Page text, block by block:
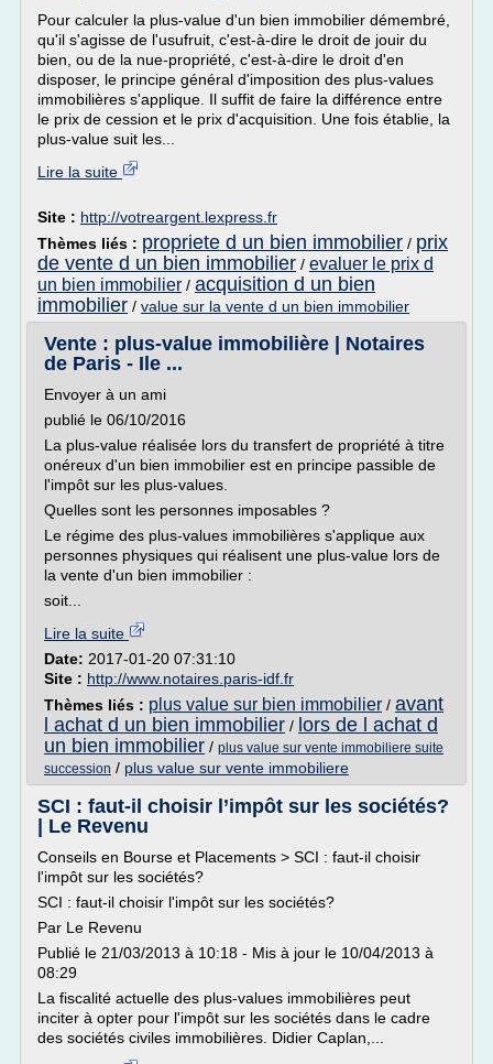
Pour calculer la plus-value d'un bien immobilier démembré,
qu'il s'agisse de l'usufruit, c'est-à-dire le droit de jouir du
bien, ou de la nue-propriété, c'est-à-dire le droit d'en
disposer, le principe général d'imposition des plus-values
immobilières s'applique. Il suffit de faire la différence entre
le prix de cession et le prix d'acquisition. Une fois établie, la
plus-value suit les...
Lire la suite
Site : http://votreargent.lexpress.fr
Thèmes liés : propriete d un bien immobilier / prix
de vente d un bien immobilier / evaluer le prix d
un bien immobilier / acquisition d un bien
immobilier / value sur la vente d un bien immobilier
Vente : plus-value immobilière | Notaires
de Paris - Ile ...
Envoyer à un ami
publié le 06/10/2016
La plus-value réalisée lors du transfert de propriété à titre
onéreux d'un bien immobilier est en principe passible de
l'impôt sur les plus-values.
Quelles sont les personnes imposables ?
Le régime des plus-values immobilières s'applique aux
personnes physiques qui réalisent une plus-value lors de
la vente d'un bien immobilier :
soit...
Lire la suite
Date: 2017-01-20 07:31:10
Site : http://www.notaires.paris-idf.fr
Thèmes liés : plus value sur bien immobilier / avant
l achat d un bien immobilier / lors de l achat d
un bien immobilier / plus value sur vente immobiliere suite
succession / plus value sur vente immobiliere
SCI : faut-il choisir l’impôt sur les sociétés?
| Le Revenu
Conseils en Bourse et Placements > SCI : faut-il choisir
l'impôt sur les sociétés?
SCI : faut-il choisir l'impôt sur les sociétés?
Par Le Revenu
Publié le 21/03/2013 à 10:18 - Mis à jour le 10/04/2013 à
08:29
La fiscalité actuelle des plus-values immobilières peut
inciter à opter pour l'impôt sur les sociétés dans le cadre
des sociétés civiles immobilières. Didier Caplan,...